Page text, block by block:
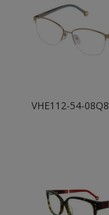
VHE112-54-08Q8